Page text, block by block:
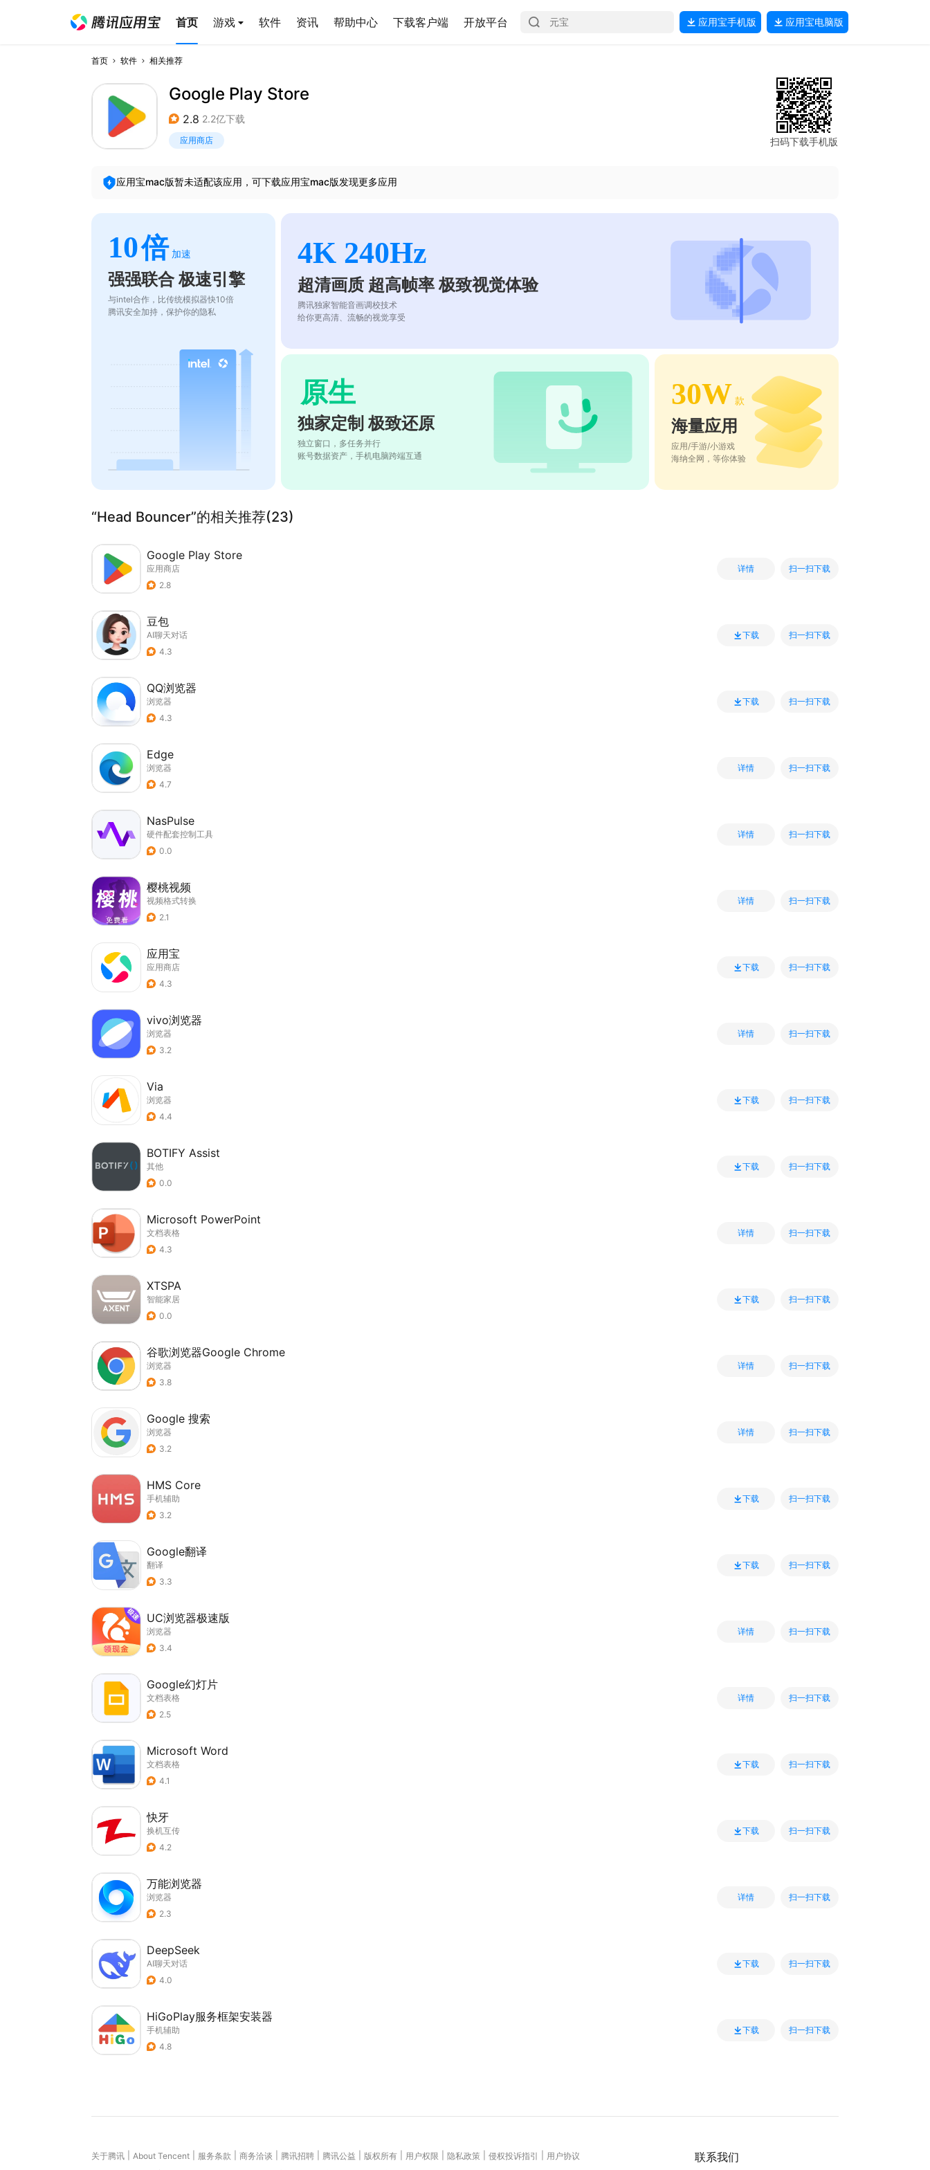
首页 游戏 软件 资讯 帮助中心 下载客户端 开放平台 应用宝手机版 应用宝电脑版
首页 软件 相关推荐
Google Play Store
2.8 2.2亿下载
应用商店 扫码下载手机版
应用宝mac版暂未适配该应用，可下载应用宝mac版发现更多应用
10倍 加速
强强联合 极速引擎
与intel合作，比传统模拟器快10倍
腾讯安全加持，保护你的隐私
4K 240Hz
超清画质 超高帧率 极致视觉体验
腾讯独家智能音画调校技术
给你更高清、流畅的视觉享受
原生
独家定制 极致还原
独立窗口，多任务并行
账号数据资产，手机电脑跨端互通
30W 款
海量应用
应用/手游/小游戏
海纳全网，等你体验
“Head Bouncer”的相关推荐(23)
Google Play Store
应用商店
2.8
详情 扫一扫下载
豆包
AI聊天对话
4.3
下载 扫一扫下载
QQ浏览器
浏览器
4.3
下载 扫一扫下载
Edge
浏览器
4.7
详情 扫一扫下载
NasPulse
硬件配套控制工具
0.0
详情 扫一扫下载
樱桃视频
视频格式转换
2.1
详情 扫一扫下载
应用宝
应用商店
4.3
下载 扫一扫下载
vivo浏览器
浏览器
3.2
详情 扫一扫下载
Via
浏览器
4.4
下载 扫一扫下载
BOTIFY Assist
其他
0.0
下载 扫一扫下载
Microsoft PowerPoint
文档表格
4.3
详情 扫一扫下载
XTSPA
智能家居
0.0
下载 扫一扫下载
谷歌浏览器Google Chrome
浏览器
3.8
详情 扫一扫下载
Google 搜索
浏览器
3.2
详情 扫一扫下载
HMS Core
手机辅助
3.2
下载 扫一扫下载
Google翻译
翻译
3.3
下载 扫一扫下载
UC浏览器极速版
浏览器
3.4
详情 扫一扫下载
Google幻灯片
文档表格
2.5
详情 扫一扫下载
Microsoft Word
文档表格
4.1
下载 扫一扫下载
快牙
换机互传
4.2
下载 扫一扫下载
万能浏览器
浏览器
2.3
详情 扫一扫下载
DeepSeek
AI聊天对话
4.0
下载 扫一扫下载
HiGoPlay服务框架安装器
手机辅助
4.8
下载 扫一扫下载
联系我们
关于腾讯 About Tencent 服务条款 商务洽谈 腾讯招聘 腾讯公益 版权所有 用户权限 隐私政策 侵权投诉指引
用户协议